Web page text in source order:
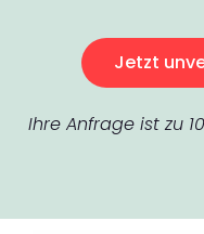
Jetzt
Ihre Anfrage ist zu